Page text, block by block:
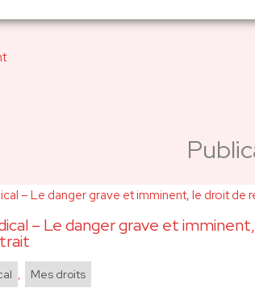
– Le danger grave et
, Mes droits